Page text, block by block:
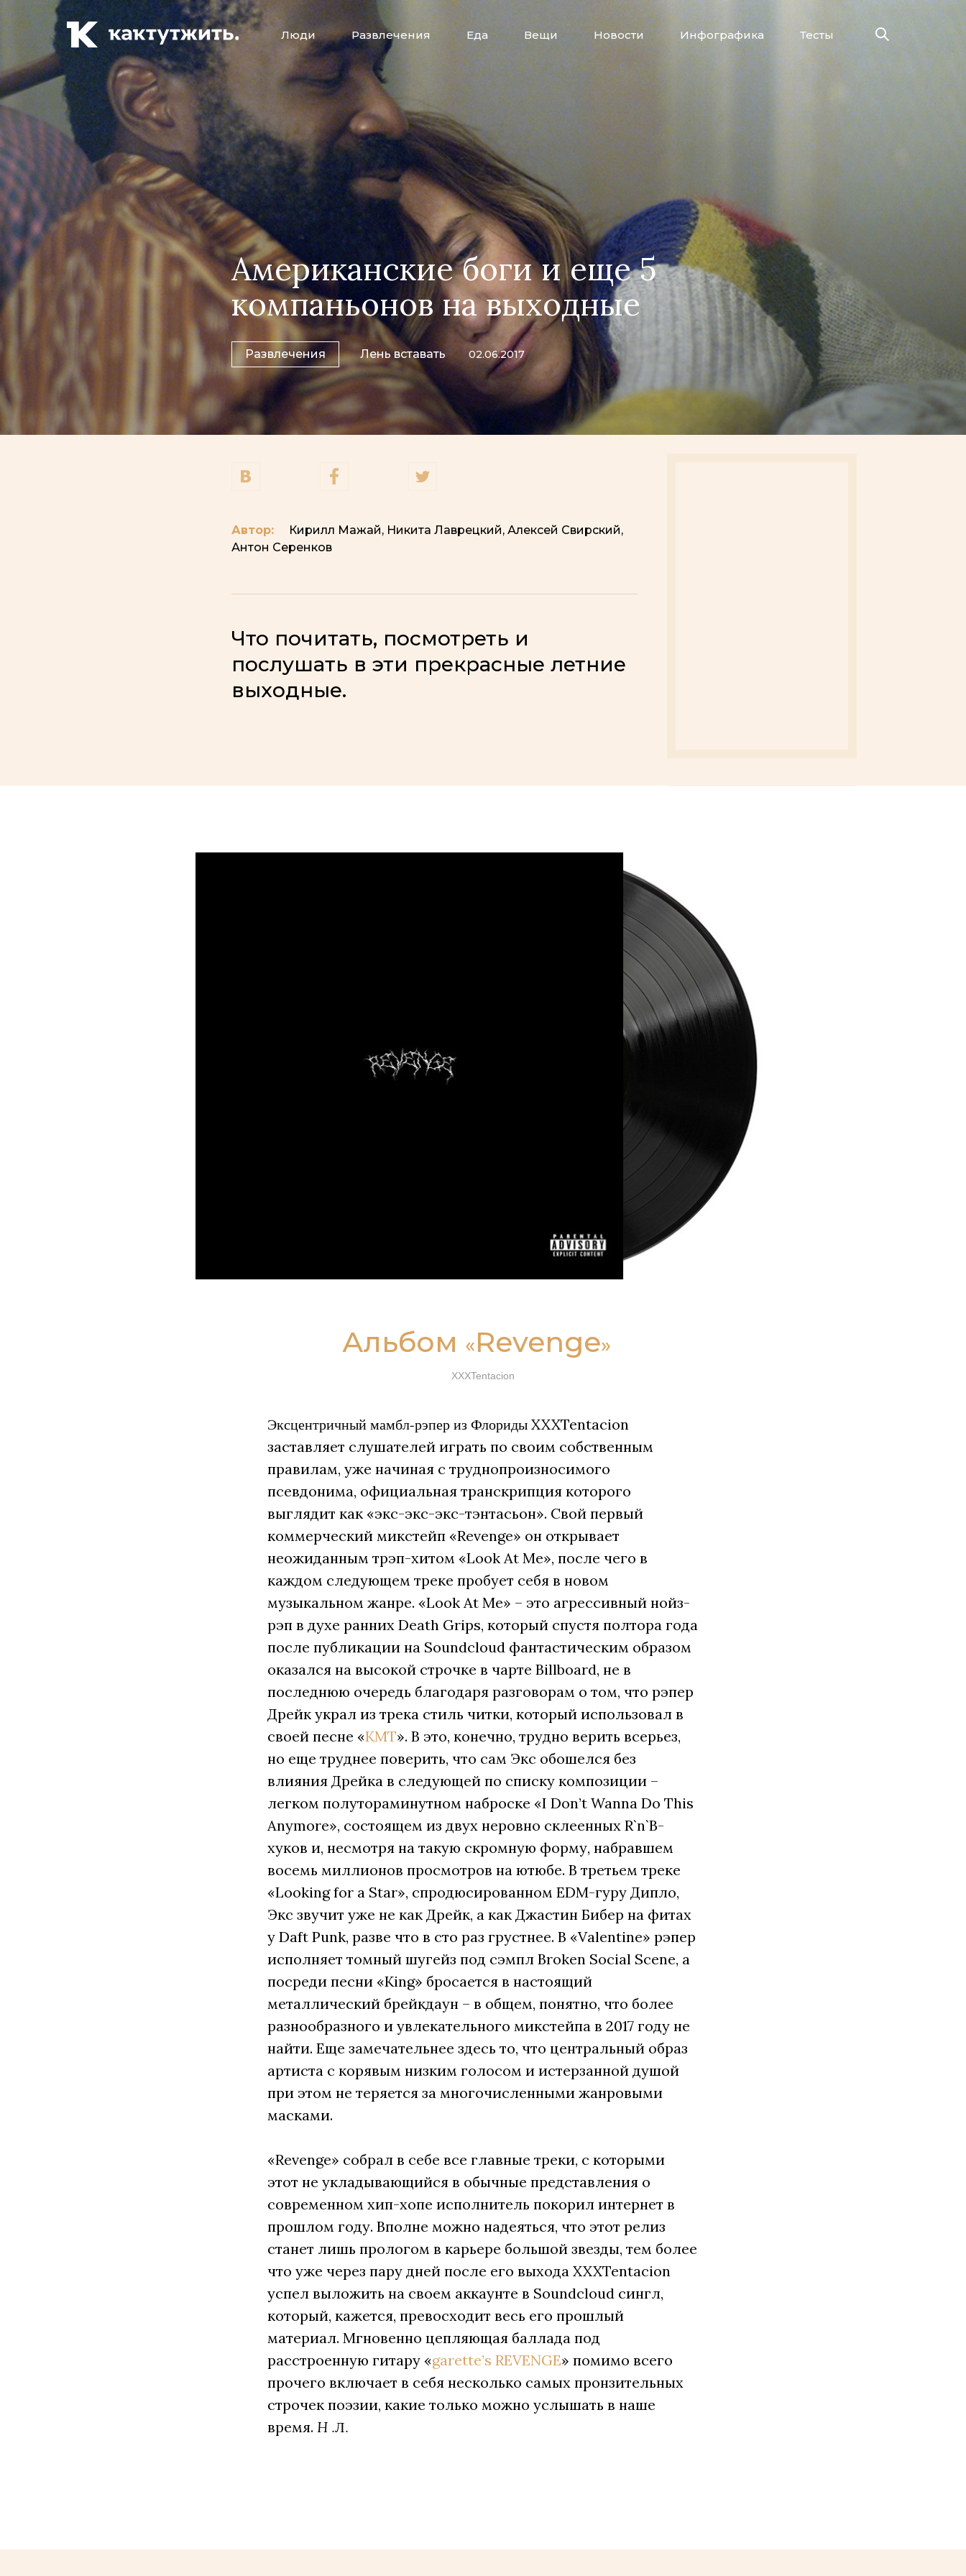
Люди Развлечения Еда Вещи Новости Инфографика Тесты
Американские боги и еще 5
компаньонов на выходные
Развлечения Лень вставать 02.06.2017
Автор:
Кирилл Мажай, Никита Лаврецкий, Алексей Свирский,
Антон Серенков
Что почитать, посмотреть и
послушать в эти прекрасные летние
выходные.
Альбом «Revenge»
XXXTentacion
Эксцентричный мамбл-рэпер из Флориды XXXTentacion
заставляет слушателей играть по своим собственным
правилам, уже начиная с труднопроизносимого
псевдонима, официальная транскрипция которого
выглядит как «экс-экс-экс-тэнтасьон». Свой первый
коммерческий микстейп «Revenge» он открывает
неожиданным трэп-хитом «Look At Me», после чего в
каждом следующем треке пробует себя в новом
музыкальном жанре. «Look At Me» – это агрессивный нойз-
рэп в духе ранних Death Grips, который спустя полтора года
после публикации на Soundcloud фантастическим образом
оказался на высокой строчке в чарте Billboard, не в
последнюю очередь благодаря разговорам о том, что рэпер
Дрейк украл из трека стиль читки, который использовал в
своей песне «KMT». В это, конечно, трудно верить всерьез,
но еще труднее поверить, что сам Экс обошелся без
влияния Дрейка в следующей по списку композиции –
легком полутораминутном наброске «I Don’t Wanna Do This
Anymore», состоящем из двух неровно склеенных R`n`B-
хуков и, несмотря на такую скромную форму, набравшем
восемь миллионов просмотров на ютюбе. В третьем треке
«Looking for a Star», спродюсированном EDM-гуру Дипло,
Экс звучит уже не как Дрейк, а как Джастин Бибер на фитах
у Daft Punk, разве что в сто раз грустнее. В «Valentine» рэпер
исполняет томный шугейз под сэмпл Broken Social Scene, а
посреди песни «King» бросается в настоящий
металлический брейкдаун – в общем, понятно, что более
разнообразного и увлекательного микстейпа в 2017 году не
найти. Еще замечательнее здесь то, что центральный образ
артиста с корявым низким голосом и истерзанной душой
при этом не теряется за многочисленными жанровыми
масками.
«Revenge» собрал в себе все главные треки, с которыми
этот не укладывающийся в обычные представления о
современном хип-хопе исполнитель покорил интернет в
прошлом году. Вполне можно надеяться, что этот релиз
станет лишь прологом в карьере большой звезды, тем более
что уже через пару дней после его выхода XXXTentacion
успел выложить на своем аккаунте в Soundcloud сингл,
который, кажется, превосходит весь его прошлый
материал. Мгновенно цепляющая баллада под
расстроенную гитару «garette’s REVENGE» помимо всего
прочего включает в себя несколько самых пронзительных
строчек поэзии, какие только можно услышать в наше
время. Н .Л.